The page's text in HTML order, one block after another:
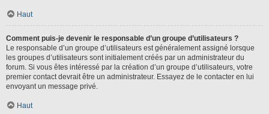
Haut
Comment puis-je devenir le responsable d’un groupe d’utilisateurs ?
Le responsable d’un groupe d’utilisateurs est généralement assigné lorsque
les groupes d’utilisateurs sont initialement créés par un administrateur du
forum. Si vous êtes intéressé par la création d’un groupe d’utilisateurs, votre
premier contact devrait être un administrateur. Essayez de le contacter en lui
envoyant un message privé.
Haut